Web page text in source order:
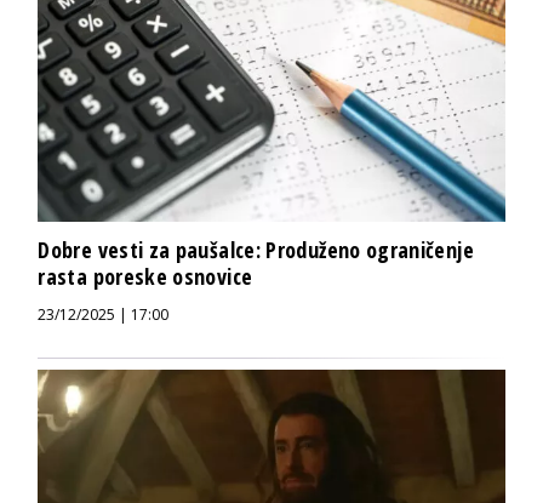
Dobre vesti za paušalce: Produženo ograničenje
rasta poreske osnovice
23/12/2025 | 17:00